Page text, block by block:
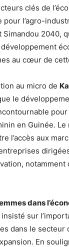
clés de
l’agro-
Simandou 2040,
au cœur de
au micro de
le
pour
en Guinée.
l’accès aux
notamment
dans
sur
dans le secteur
En